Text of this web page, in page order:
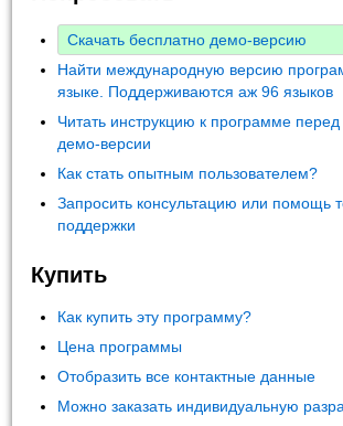
Скачать бесплатно демо-версию
Найти международную версию
языке. Поддерживаются аж 96 языков
Читать инструкцию к программе
демо-версии
Как стать опытным пользователем?
Запросить консультацию или помощь
поддержки
Купить
Как купить эту программу?
Цена программы
Отобразить все контактные данные
Можно заказать индивидуальную